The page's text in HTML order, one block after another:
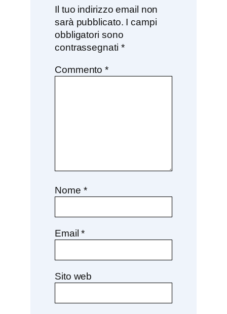
Il tuo indirizzo email non
sarà pubblicato. I campi
obbligatori sono
contrassegnati *
Commento*
Nome *
Email*
Sito web